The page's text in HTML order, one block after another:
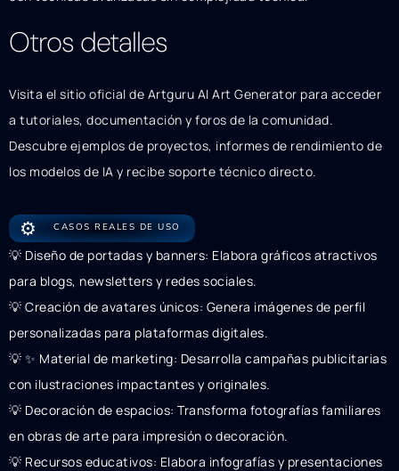
⚙️ CASOS REALES DE USO
💡 Diseño de portadas y banners: Elabora gráficos atractivos
para blogs, newsletters y redes sociales.
💡 Creación de avatares únicos: Genera imágenes de perfil
personalizadas para plataformas digitales.
💡 ✨ Material de marketing: Desarrolla campañas publicitarias
con ilustraciones impactantes y originales.
💡 Decoración de espacios: Transforma fotografías familiares
en obras de arte para impresión o decoración.
💡 Recursos educativos: Elabora infografías y presentaciones
Otros detalles
Visita el sitio oficial de Artguru AI Art Generator para acceder
a tutoriales, documentación y foros de la comunidad.
Descubre ejemplos de proyectos, informes de rendimiento de
los modelos de IA y recibe soporte técnico directo.